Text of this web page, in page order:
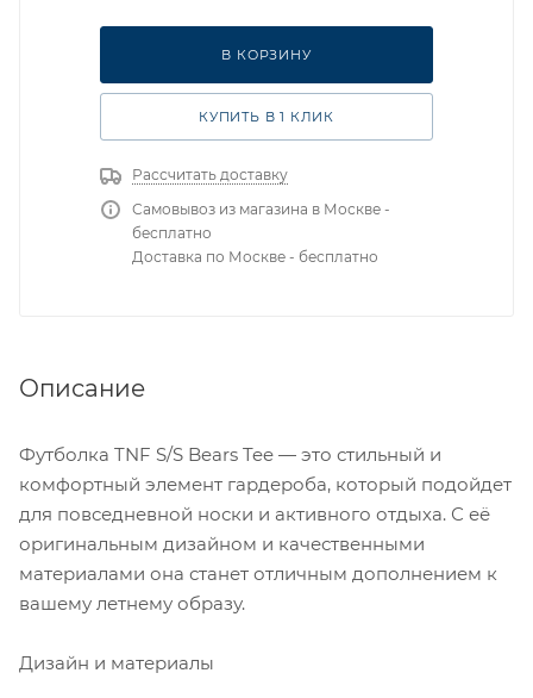
В КОРЗИНУ
КУПИТЬ В 1 КЛИК
Рассчитать доставку
Самовывоз из магазина в Москве -
бесплатно
Доставка по Москве - бесплатно
Описание
Футболка TNF S/S Bears Tee — это стильный и
комфортный элемент гардероба, который подойдет
для повседневной носки и активного отдыха. С её
оригинальным дизайном и качественными
материалами она станет отличным дополнением к
вашему летнему образу.
Дизайн и материалы